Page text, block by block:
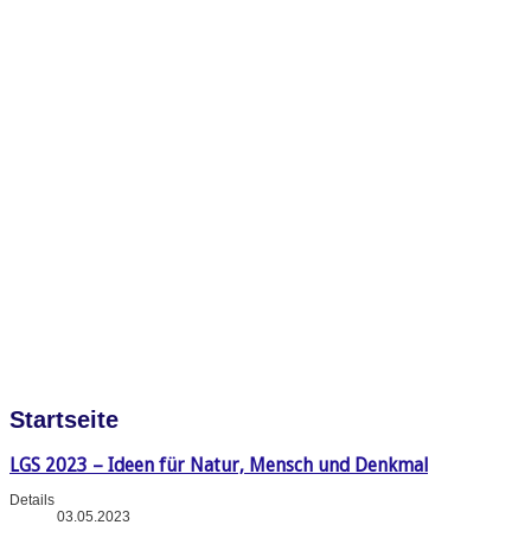
Startseite
LGS 2023 – Ideen für Natur, Mensch und Denkmal
Details
03.05.2023